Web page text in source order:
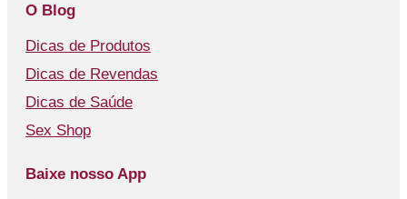
O Blog
Dicas de Produtos
Dicas de Revendas
Dicas de Saúde
Sex Shop
Baixe nosso App